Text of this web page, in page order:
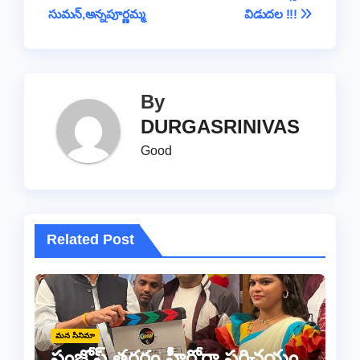
o
p
k
navigation
విడుదల !!!
సుమన్,అన్నపూర్ణమ్మ
By
DURGASRINIVAS
Good
Related Post
మన సినిమా